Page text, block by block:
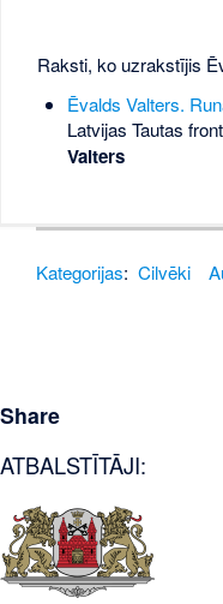
Raksti, ko uzrakstījis
Ēvalds Valters.
Latvijas Tautas
Valters
Kategorijas: Cilvēki
Share
ATBALSTĪTĀJI: